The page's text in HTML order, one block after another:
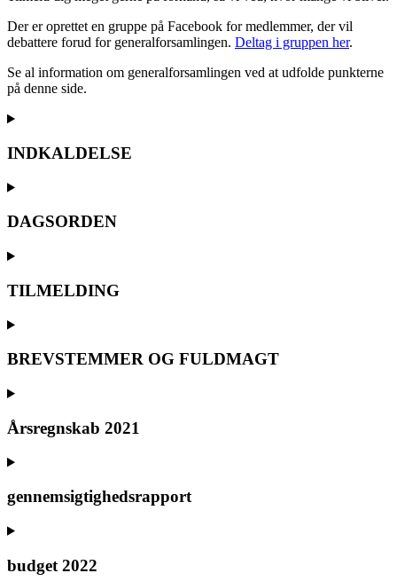
Der er oprettet en gruppe på Facebook for medlemmer, der vil
debattere forud for generalforsamlingen. Deltag i gruppen her.
Se al information om generalforsamlingen ved at udfolde punkterne
på denne side.
INDKALDELSE
DAGSORDEN
TILMELDING
BREVSTEMMER OG FULDMAGT
Årsregnskab 2021
gennemsigtighedsrapport
budget 2022